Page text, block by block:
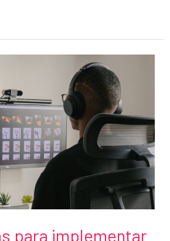
para implementar